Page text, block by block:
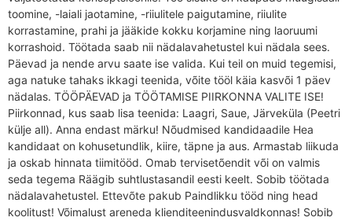
toomine, -laiali jaotamine, -riiulitele paigutamine, riiulite
korrastamine, prahi ja jääkide kokku korjamine ning laoruumi
korrashoid. Töötada saab nii nädalavahetustel kui nädala sees.
Päevad ja nende arvu saate ise valida. Kui teil on muid tegemisi,
aga natuke tahaks ikkagi teenida, võite tööl käia kasvõi 1 päev
nädalas. TÖÖPÄEVAD ja TÖÖTAMISE PIIRKONNA VALITE ISE!
Piirkonnad, kus saab lisa teenida: Laagri, Saue, Järveküla (Peetri
külje all). Anna endast märku! Nõudmised kandidaadile Hea
kandidaat on kohusetundlik, kiire, täpne ja aus. Armastab liikuda
ja oskab hinnata tiimitööd. Omab tervisetõendit või on valmis
seda tegema Räägib suhtlustasandil eesti keelt. Sobib töötada
nädalavahetustel. Ettevõte pakub Paindlikku tööd ning head
koolitust! Võimalust areneda klienditeenindusvaldkonnas! Sobib